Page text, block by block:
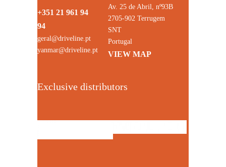
+351 21 961 94
94
geral@driveline.pt
yanmar@driveline.pt
Av. 25 de Abril, nº93B
2705-902 Terrugem
SNT
Portugal
VIEW MAP
Exclusive distributors